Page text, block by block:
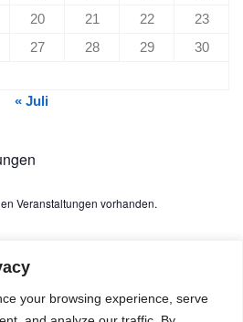
your browsing experience, serve
20 21 22
23
27 28 29
30
« Juli
Veranstaltungen vorhanden.